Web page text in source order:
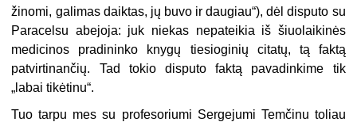
žinomi, galimas daiktas, jų buvo ir daugiau“), dėl disputo su
Paracelsu abejoja: juk niekas nepateikia iš šiuolaikinės
medicinos pradininko knygų tiesioginių citatų, tą faktą
patvirtinančių. Tad tokio disputo faktą pavadinkime tik
„labai tikėtinu“.
Tuo tarpu mes su profesoriumi Sergejumi Temčinu toliau